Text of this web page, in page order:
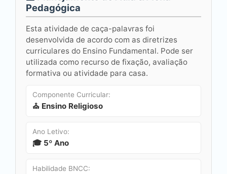
Pedagógica
Esta atividade de caça-palavras foi
desenvolvida de acordo com as diretrizes
curriculares do Ensino Fundamental. Pode ser
utilizada como recurso de fixação, avaliação
formativa ou atividade para casa.
Componente Curricular:
⛪ Ensino Religioso
Ano Letivo:
🎓 5º Ano
Habilidade BNCC: